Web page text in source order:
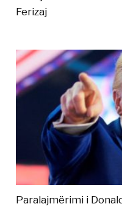
Ferizaj
Paralajmërimi i